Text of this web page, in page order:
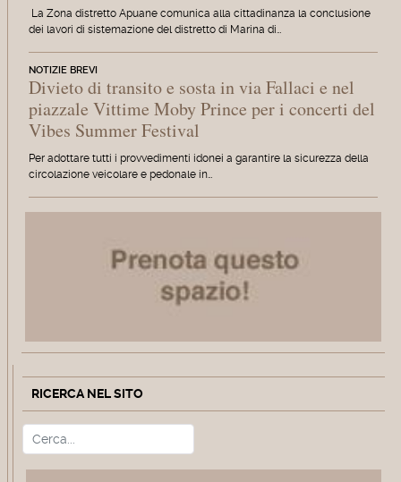
La Zona distretto Apuane comunica alla cittadinanza la conclusione
dei lavori di sistemazione del distretto di Marina di…
NOTIZIE BREVI
Divieto di transito e sosta in via Fallaci e nel
piazzale Vittime Moby Prince per i concerti del
Vibes Summer Festival
Per adottare tutti i provvedimenti idonei a garantire la sicurezza della
circolazione veicolare e pedonale in…
RICERCA NEL SITO
Cerca Type 2 or more characters for